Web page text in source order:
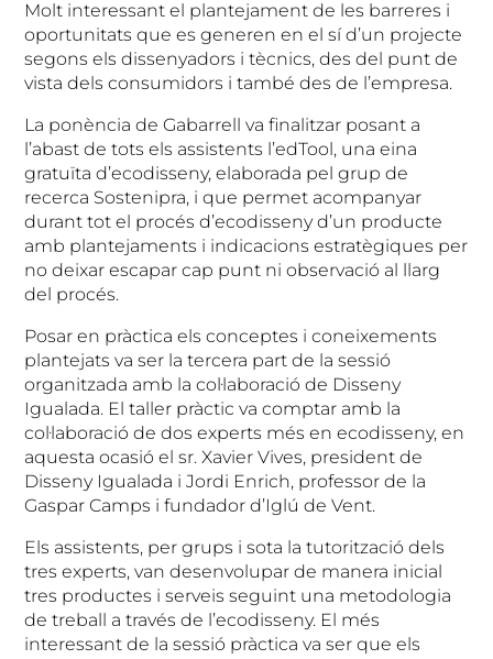
Molt interessant el plantejament de les barreres i
oportunitats que es generen en el sí d’un projecte
segons els dissenyadors i tècnics, des del punt de
vista dels consumidors i també des de l’empresa.
La ponència de Gabarrell va finalitzar posant a
l’abast de tots els assistents l’edTool, una eina
gratuïta d’ecodisseny, elaborada pel grup de
recerca Sostenipra, i que permet acompanyar
durant tot el procés d’ecodisseny d’un producte
amb plantejaments i indicacions estratègiques per
no deixar escapar cap punt ni observació al llarg
del procés.
Posar en pràctica els conceptes i coneixements
plantejats va ser la tercera part de la sessió
organitzada amb la col·laboració de Disseny
Igualada. El taller pràctic va comptar amb la
col·laboració de dos experts més en ecodisseny, en
aquesta ocasió el sr. Xavier Vives, president de
Disseny Igualada i Jordi Enrich, professor de la
Gaspar Camps i fundador d’Iglú de Vent.
Els assistents, per grups i sota la tutorització dels
tres experts, van desenvolupar de manera inicial
tres productes i serveis seguint una metodologia
de treball a través de l’ecodisseny. El més
interessant de la sessió pràctica va ser que els